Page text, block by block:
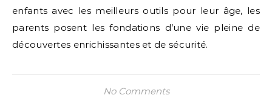
enfants avec les meilleurs outils pour leur âge, les
parents posent les fondations d’une vie pleine de
découvertes enrichissantes et de sécurité.
No Comments